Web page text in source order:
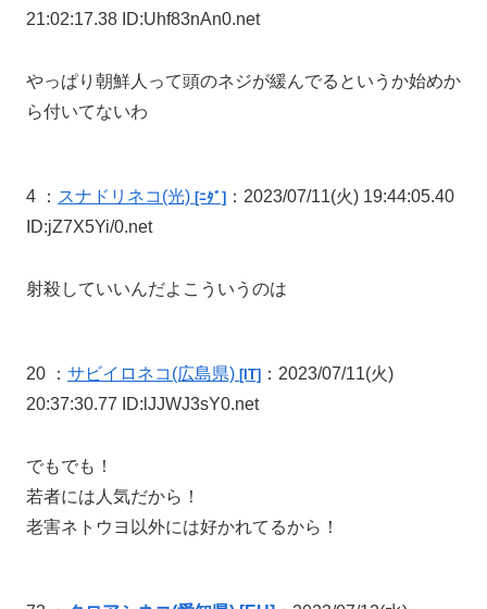
21:02:17.38 ID:Uhf83nAn0.net
やっぱり朝鮮人って頭のネジが緩んでるというか始めか
ら付いてないわ
4 ： スナドリネコ (光) [ﾆﾀﾞ] ：2023/07/11(火) 19:44:05.40
ID:jZ7X5Yi/0.net
射殺していいんだよこういうのは
20 ： サビイロネコ (広島県) [IT] ：2023/07/11(火)
20:37:30.77 ID:lJJWJ3sY0.net
でもでも！
若者には人気だから！
老害ネトウヨ以外には好かれてるから！